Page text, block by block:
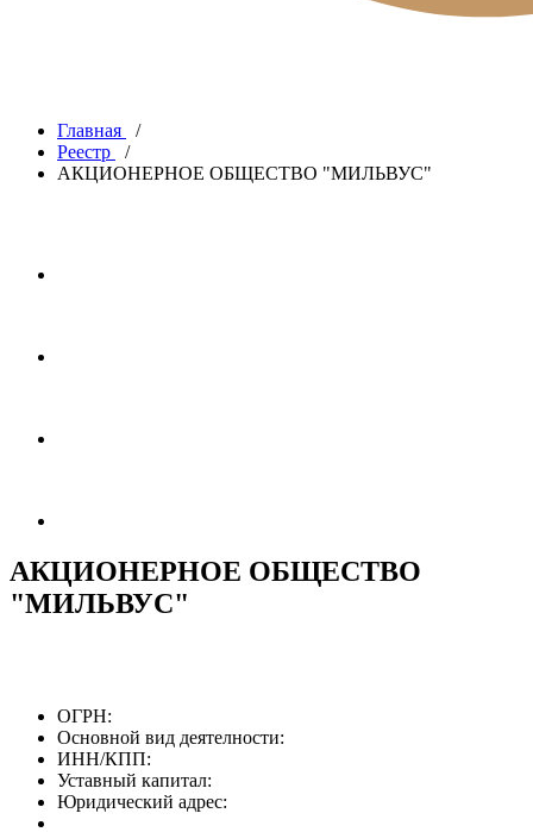
Главная
/
Реестр
/
АКЦИОНЕРНОЕ ОБЩЕСТВО "МИЛЬВУС"
АКЦИОНЕРНОЕ ОБЩЕСТВО
"МИЛЬВУС"
ОГРН:
Основной вид деятелности:
ИНН/КПП:
Уставный капитал:
Юридический адрес: